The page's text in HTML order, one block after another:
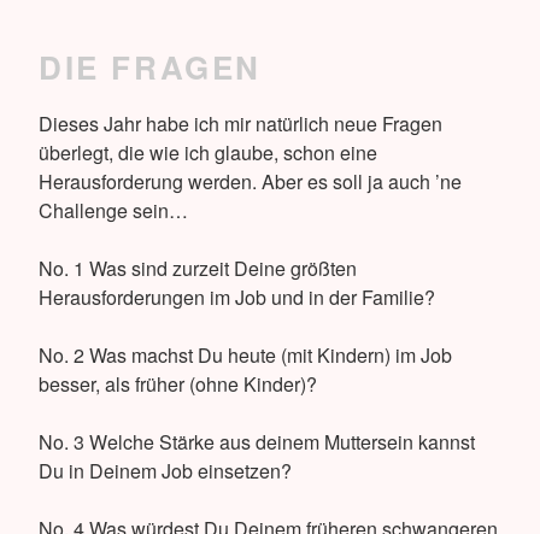
DIE FRAGEN
Dieses Jahr habe ich mir natürlich neue Fragen
überlegt, die wie ich glaube, schon eine
Herausforderung werden. Aber es soll ja auch ’ne
Challenge sein…
No. 1 Was sind zurzeit Deine größten
Herausforderungen im Job und in der Familie?
No. 2 Was machst Du heute (mit Kindern) im Job
besser, als früher (ohne Kinder)?
No. 3 Welche Stärke aus deinem Muttersein kannst
Du in Deinem Job einsetzen?